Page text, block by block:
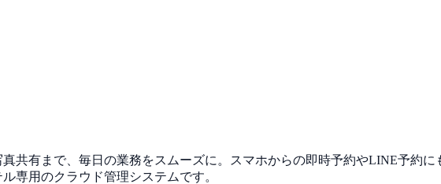
共有まで、毎日の業務をスムーズに。スマホからの即時予約やLINE予約
専用のクラウド管理システムです。